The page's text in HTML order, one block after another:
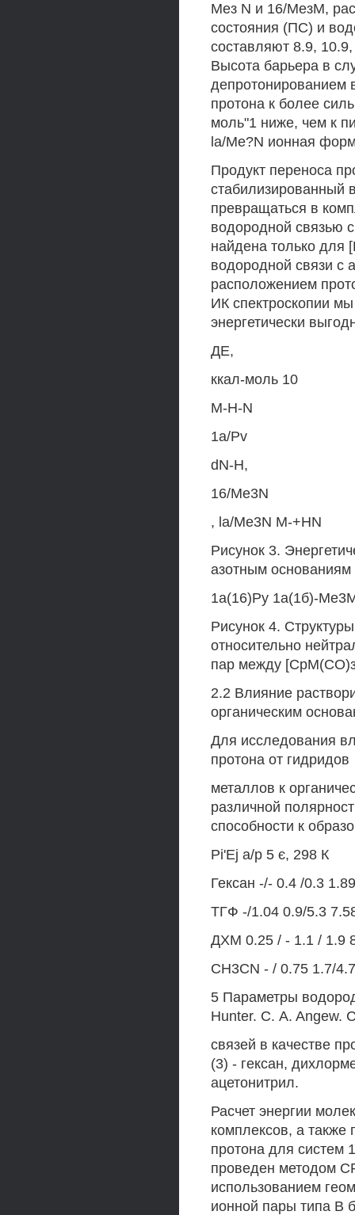
Мез N и 16/МезМ,
состояния (ПС) и
составляют 8.9,
Высота барьера в
депротонированием
протона к более
моль"1 ниже, чем к
la/Me?N ионная
Продукт переноса
превращаться в
водородной связью
найдена только для
водородной связи с
расположением
ИК спектроскопии
энергетически
ДЕ,
ккал-моль 10
M-H-N
1a/Pv
dN-H,
16/Me3N
, la/Me3N M-+HN
Рисунок 3.
азотным основаниям
1а(16)Ру 1а(1б)-
Рисунок 4.
относительно
пар между
2.2 Влияние
органическим
Для исследования
протона от гидридов
металлов к
различной
способности к
Pi'Ej а/р 5 є, 298 К
Гексан -/- 0.4 /0.3 1.89
ТГФ -/1.04 0.9/5.3
ДХМ 0.25 / - 1.1 / 1.9
CH3CN - / 0.75 1.7/
5 Параметры
Hunter. С. A. Angew.
связей в качестве
(3) - гексан,
ацетонитрил.
Расчет энергии
комплексов, а также
протона для систем
проведен методом
использованием
ионной пары типа В